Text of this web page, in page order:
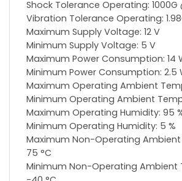
Shock Tolerance Operating: 1000G
Vibration Tolerance Operating:
Maximum Supply Voltage: 12 V
Minimum Supply Voltage: 5 V
Maximum Power Consumption: 14
Minimum Power Consumption: 2.5
Maximum Operating Ambient
Minimum Operating Ambient
Maximum Operating Humidity: 95
Minimum Operating Humidity: 5 %
Maximum Non-Operating
75 °C
Minimum Non-Operating Ambient